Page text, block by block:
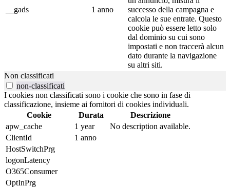
__gads 1 anno
successo della campagna e
calcola le sue entrate. Questo
cookie può essere letto solo
dal dominio su cui sono
impostati e non traccerà alcun
dato durante la navigazione
su altri siti.
Non classificati
non-classificati
I cookies non classificati sono i cookie che sono in fase di
classificazione, insieme ai fornitori di cookies individuali.
Cookie
Durata
Descrizione
apw_cache
1 year
No description available.
ClientId
1 anno
HostSwitchPrg
logonLatency
O365Consumer
OptInPrg